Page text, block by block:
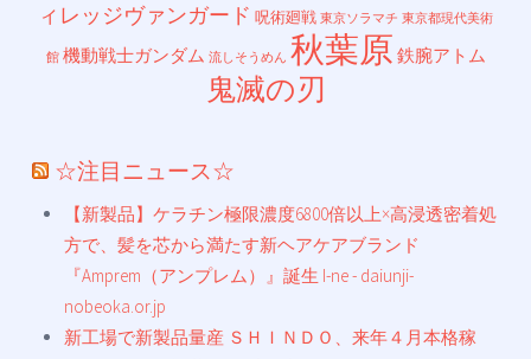
ィレッジヴァンガード 呪術廻戦 東京ソラマチ 東京都現代美術
館 機動戦士ガンダム 流しそうめん 秋葉原 鉄腕アトム
鬼滅の刃
☆注目ニュース☆
【新製品】ケラチン極限濃度6800倍以上×高浸透密着処
方で、髪を芯から満たす新ヘアケアブランド
『Amprem（アンプレム）』誕生 I-ne - daiunji-
nobeoka.or.jp
新工場で新製品量産 ＳＨＩＮＤＯ、来年４月本格稼